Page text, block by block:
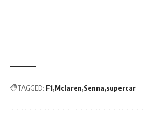
TAGGED: F1 Mclaren Senna supercar